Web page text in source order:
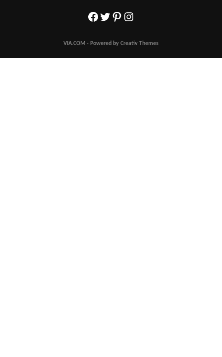
Facebook
Twitter
Pinterest
Instagram
VIA.COM - Powered by Creativ Themes